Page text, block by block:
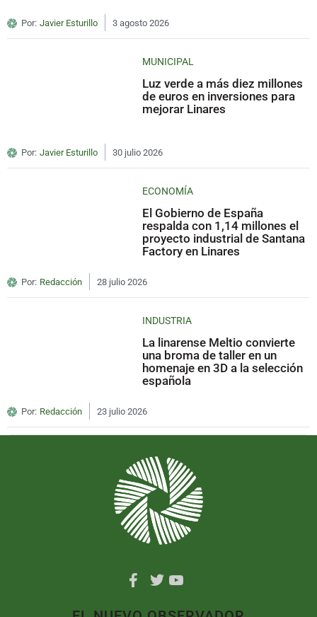
Por: Javier Esturillo 3 agosto 2026
MUNICIPAL
Luz verde a más diez millones
de euros en inversiones para
mejorar Linares
Por: Javier Esturillo 30 julio 2026
ECONOMÍA
El Gobierno de España
respalda con 1,14 millones el
proyecto industrial de Santana
Factory en Linares
Por: Redacción 28 julio 2026
INDUSTRIA
La linarense Meltio convierte
una broma de taller en un
homenaje en 3D a la selección
española
Por: Redacción 23 julio 2026